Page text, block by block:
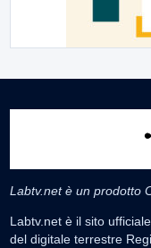
Labtv.net è un prodotto
Labtv.net è il sito
del digitale terrestre